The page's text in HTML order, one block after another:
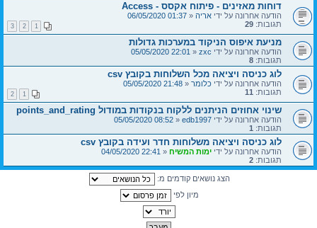
דוחות מאזינים - פיתוח אקסס - Access
הודעה אחרונה על ידי אריה «
01:37 06/05/2020
תגובות: 29
1
2
3
מניעת איפוס הניקוד במערכות גדולות
הודעה אחרונה על ידי zxc
«
22:01 05/05/2020
תגובות: 8
לוג כניסה ויציאה מכל השלוחות בקובץ csv
הודעה אחרונה על ידי כלומר «
21:48 05/05/2020
תגובות: 11
1
2
שינוי אחוזים הניתנים ללקוח בנקודות במודול points_and_rating
הודעה אחרונה על ידי edb1997
«
08:52 05/05/2020
תגובות: 1
לוג כניסה ויציאה משלוחות חדר ועידה בקובץ csv
הודעה אחרונה על ידי ימות המשיח «
22:41 04/05/2020
תגובות: 2
הצג נושאים קודמים מ:
מיון לפי